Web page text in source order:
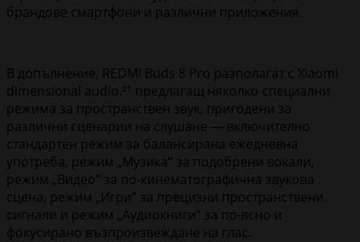
брандове смартфони и различни приложения.
В допълнение, REDMI Buds 8 Pro разполагат с Xiaomi
dimensional audio,²¹ предлагащ няколко специални
режима за пространствен звук, пригодени за
различни сценарии на слушане — включително
стандартен режим за балансирана ежедневна
употреба, режим „Музика“ за подобрени вокали,
режим „Видео“ за по-кинематографична звукова
сцена, режим „Игри“ за прецизни пространствени
сигнали и режим „Аудиокниги“ за по-ясно и
фокусирано възпроизвеждане на глас.